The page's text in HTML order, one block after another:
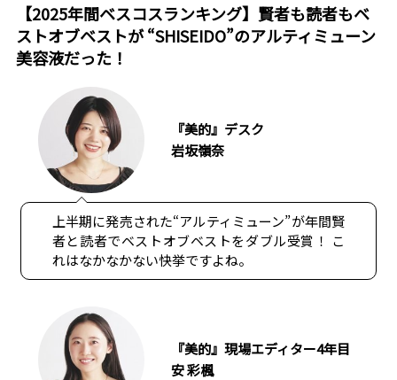
【2025年間ベスコスランキング】賢者も読者もベ
ストオブベストが “SHISEIDO”のアルティミューン
美容液だった！
『美的』デスク
岩坂嶺奈
上半期に発売された“アルティミューン”が年間賢
者と読者でベストオブベストをダブル受賞！ こ
れはなかなかない快挙ですよね。
『美的』現場エディター4年目
安 彩楓